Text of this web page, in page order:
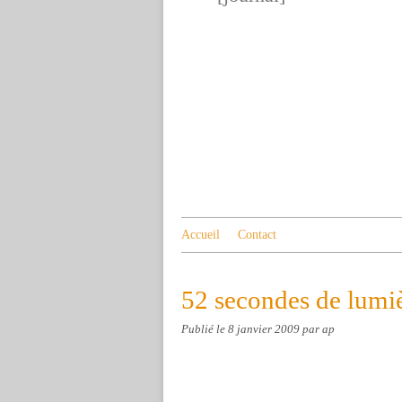
Accueil Contact
52 secondes de
Publié le 8 janvier 2009 par ap